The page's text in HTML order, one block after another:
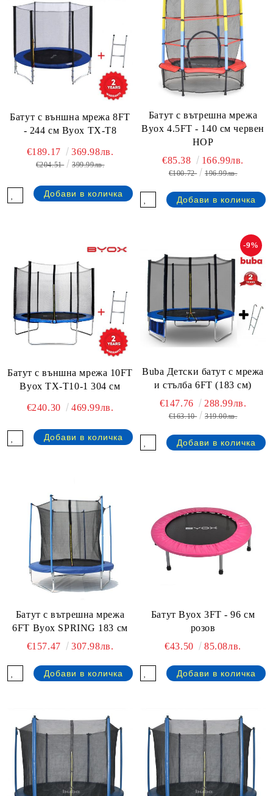
Батут с външна мрежа 8FT
- 244 см Byox TX-T8
€189.17 369.98лв.
€204.51 399.99лв.
Батут с вътрешна мрежа
Byox 4.5FT - 140 см червен
HOP
€85.38
166.99лв.
€100.72 196.99лв.
Батут с външна мрежа 10FT
Byox TX-T10-1 304 см
€240.30 469.99лв.
Buba Детски батут с мрежа
и стълба 6FT (183 см)
-9%
€147.76 288.99лв.
€163.10 319.00лв.
Батут с вътрешна мрежа
6FT Byox SPRING 183 см
€157.47
307.98лв.
Батут Byox 3FT - 96 см
розов
€43.50
85.08лв.